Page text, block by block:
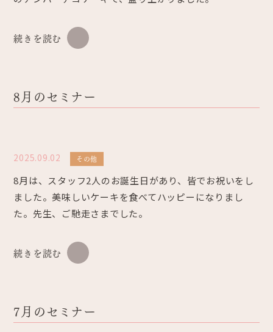
続きを読む
8月のセミナー
2025.09.02 その他
8月は、スタッフ2人のお誕生日があり、皆でお祝いをし
ました。美味しいケーキを食べてハッピーになりまし
た。先生、ご馳走さまでした。
続きを読む
7月のセミナー